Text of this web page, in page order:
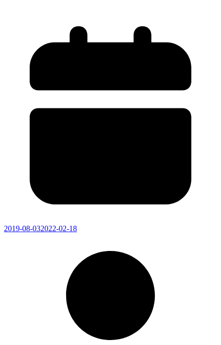
2019-08-032022-02-18